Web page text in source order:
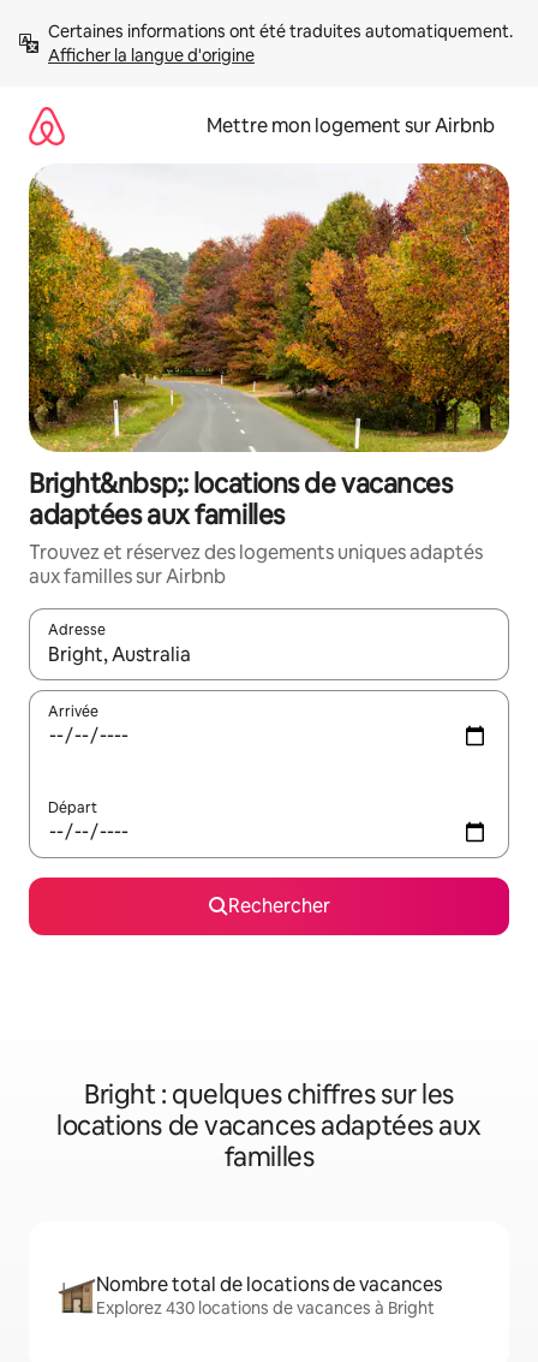
directement
Afficher la langue d'origine
Mettre mon logement sur Airbnb
Bright&nbsp;: locations de vacances
adaptées aux familles
Trouvez et réservez des logements uniques adaptés
aux familles sur Airbnb
Adresse
Lorsque les résultats s'affichent, utilisez les flèches vers le
Arrivée
Départ
Rechercher
Bright : quelques chiffres sur les
locations de vacances adaptées aux
familles
Nombre total de locations de vacances
Explorez 430 locations de vacances à Bright